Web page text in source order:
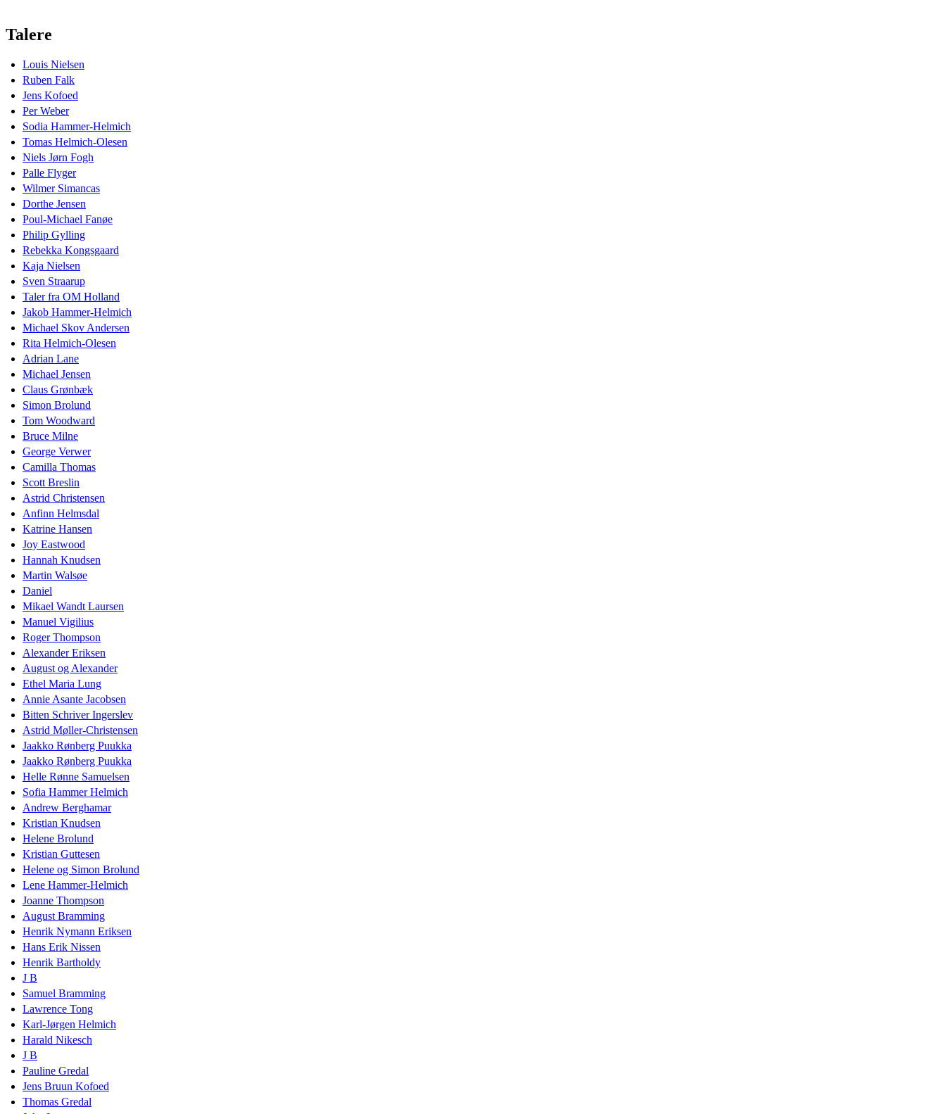
Talere
Louis Nielsen
Ruben Falk
Jens Kofoed
Per Weber
Sodia Hammer-Helmich
Tomas Helmich-Olesen
Niels Jørn Fogh
Palle Flyger
Wilmer Simancas
Dorthe Jensen
Poul-Michael Fanøe
Philip Gylling
Rebekka Kongsgaard
Kaja Nielsen
Sven Straarup
Taler fra OM Holland
Jakob Hammer-Helmich
Michael Skov Andersen
Rita Helmich-Olesen
Adrian Lane
Michael Jensen
Claus Grønbæk
Simon Brolund
Tom Woodward
Bruce Milne
George Verwer
Camilla Thomas
Scott Breslin
Astrid Christensen
Anfinn Helmsdal
Katrine Hansen
Joy Eastwood
Hannah Knudsen
Martin Walsøe
Daniel
Mikael Wandt Laursen
Manuel Vigilius
Roger Thompson
Alexander Eriksen
August og Alexander
Ethel Maria Lung
Annie Asante Jacobsen
Bitten Schriver Ingerslev
Astrid Møller-Christensen
Jaakko Rønberg Puukka
Jaakko Rønberg Puukka
Helle Rønne Samuelsen
Sofia Hammer Helmich
Andrew Berghamar
Kristian Knudsen
Helene Brolund
Kristian Guttesen
Helene og Simon Brolund
Lene Hammer-Helmich
Joanne Thompson
August Bramming
Henrik Nymann Eriksen
Hans Erik Nissen
Henrik Bartholdy
J B
Samuel Bramming
Lawrence Tong
Karl-Jørgen Helmich
Harald Nikesch
J B
Pauline Gredal
Jens Bruun Kofoed
Thomas Gredal